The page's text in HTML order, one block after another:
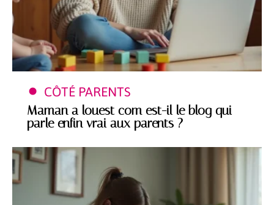
CÔTÉ PARENTS
Maman a louest com est-il le blog qui
parle enfin vrai aux parents ?